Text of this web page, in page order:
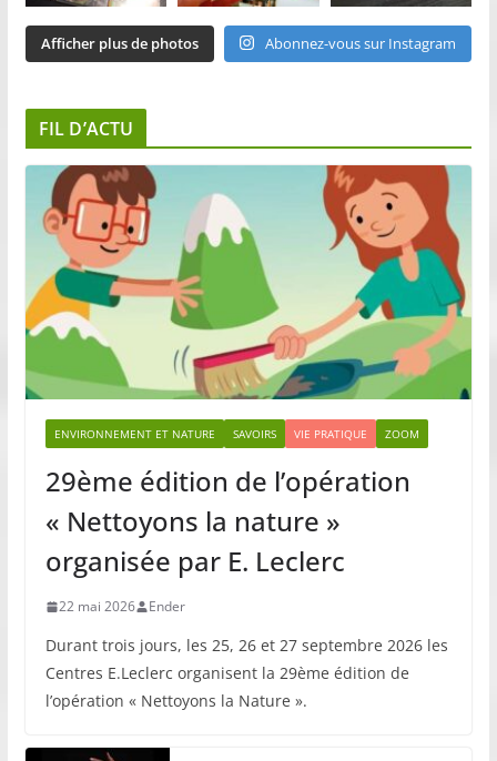
Afficher plus de photos Abonnez-vous sur Instagram
FIL D’ACTU
ENVIRONNEMENT ET NATURE SAVOIRS VIE PRATIQUE ZOOM
29ème édition de l’opération
« Nettoyons la nature »
organisée par E. Leclerc
22 mai 2026 Ender
Durant trois jours, les 25, 26 et 27 septembre 2026 les
Centres E.Leclerc organisent la 29ème édition de
l’opération « Nettoyons la Nature ».